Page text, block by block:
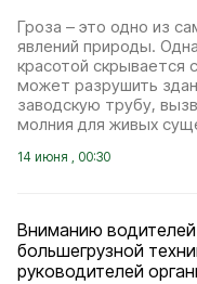
Гроза – это одно из
явлений природы.
красотой скрывается
может разрушить
заводскую трубу,
молния для живых
14 июня , 00:30
Вниманию водителей
большегрузной
руководителей